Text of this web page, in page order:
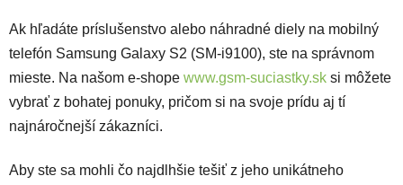
Ak hľadáte príslušenstvo alebo náhradné diely na mobilný
telefón Samsung Galaxy S2 (SM-i9100), ste na správnom
mieste. Na našom e-shope www.gsm-suciastky.sk si môžete
vybrať z bohatej ponuky, pričom si na svoje prídu aj tí
najnáročnejší zákazníci.
Aby ste sa mohli čo najdlhšie tešiť z jeho unikátneho